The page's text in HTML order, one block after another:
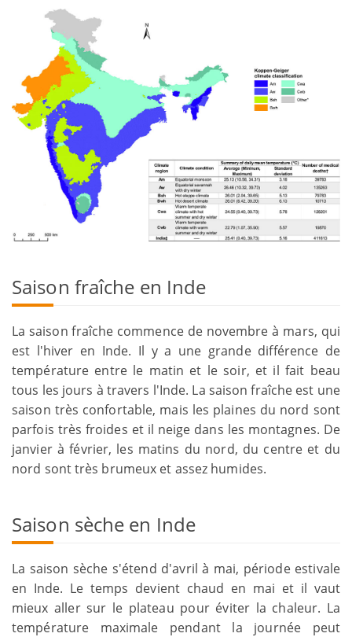
Saison fraîche en Inde
La saison fraîche commence de novembre à mars, qui
est l'hiver en Inde. Il y a une grande différence de
température entre le matin et le soir, et il fait beau
tous les jours à travers l'Inde. La saison fraîche est une
saison très confortable, mais les plaines du nord sont
parfois très froides et il neige dans les montagnes. De
janvier à février, les matins du nord, du centre et du
nord sont très brumeux et assez humides.
Saison sèche en Inde
La saison sèche s'étend d'avril à mai, période estivale
en Inde. Le temps devient chaud en mai et il vaut
mieux aller sur le plateau pour éviter la chaleur. La
température maximale pendant la journée peut